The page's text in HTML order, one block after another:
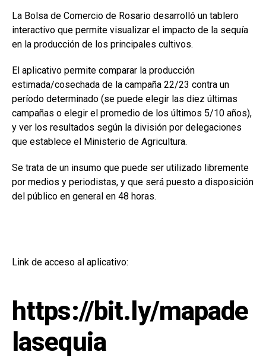
La Bolsa de Comercio de Rosario desarrolló un tablero
interactivo que permite visualizar el impacto de la sequía
en la producción de los principales cultivos.
El aplicativo permite comparar la producción
estimada/cosechada de la campaña 22/23 contra un
período determinado (se puede elegir las diez últimas
campañas o elegir el promedio de los últimos 5/10 años),
y ver los resultados según la división por delegaciones
que establece el Ministerio de Agricultura.
Se trata de un insumo que puede ser utilizado libremente
por medios y periodistas, y que será puesto a disposición
del público en general en 48 horas.
Link de acceso al aplicativo:
https://bit.ly/mapade
lasequia